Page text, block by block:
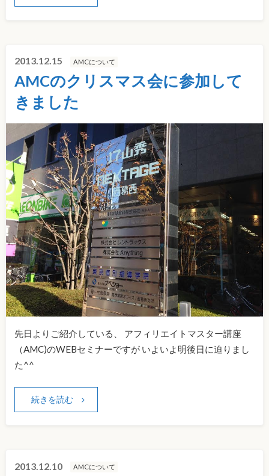
2013.12.15 AMCについて
AMCのクリスマス会に参加して
きました
先日よりご紹介している、 アフィリエイトマスター講座
（AMC)のWEBセミナーですが いよいよ明後日に迫りまし
た^^
続きを読む
2013.12.10 AMCについて